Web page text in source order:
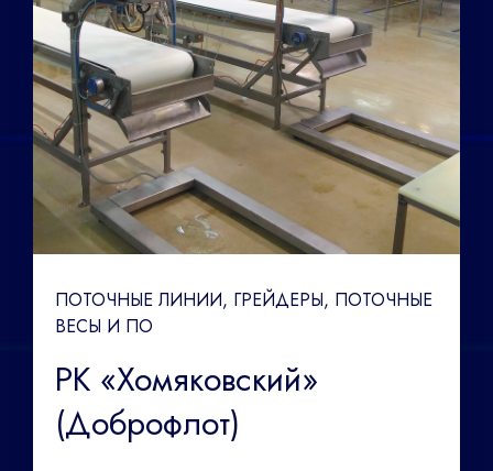
ПОТОЧНЫЕ ЛИНИИ, ГРЕЙДЕРЫ, ПОТОЧНЫЕ
ВЕСЫ И ПО
РК «Хомяковский»
(Доброфлот)